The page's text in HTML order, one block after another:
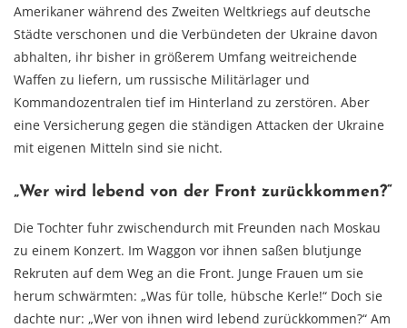
Amerikaner während des Zweiten Weltkriegs auf deutsche
Städte verschonen und die Verbündeten der Ukraine davon
abhalten, ihr bisher in größerem Umfang weitreichende
Waffen zu liefern, um russische Militärlager und
Kommandozentralen tief im Hinterland zu zerstören. Aber
eine Versicherung gegen die ständigen Attacken der Ukraine
mit eigenen Mitteln sind sie nicht.
„Wer wird lebend von der Front zurückkommen?“
Die Tochter fuhr zwischendurch mit Freunden nach Moskau
zu einem Konzert. Im Waggon vor ihnen saßen blutjunge
Rekruten auf dem Weg an die Front. Junge Frauen um sie
herum schwärmten: „Was für tolle, hübsche Kerle!“ Doch sie
dachte nur: „Wer von ihnen wird lebend zurückkommen?“ Am